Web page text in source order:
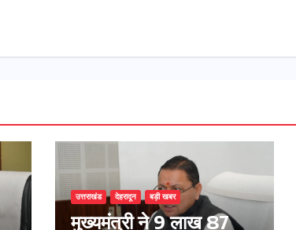
उत्तराखंड देहरादून बड़ी खबर
मुख्यमंत्री ने 9 लाख 87